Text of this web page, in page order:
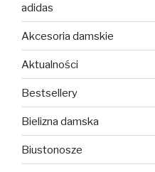
adidas
Akcesoria damskie
Aktualności
Bestsellery
Bielizna damska
Biustonosze